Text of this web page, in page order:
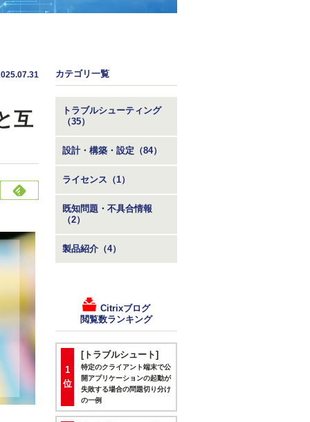
互
カテゴリ一覧
トラブルシューティング
（35）
設計・構築・設定（84）
ライセンス（1）
既知問題・不具合情報
（2）
製品紹介（4）
Citrixブログ
閲覧数ランキング
1
位
[トラブルシュート]
特定のクライアント端末で公
開アプリケーションの起動が
失敗する場合の問題切り分け
の一例